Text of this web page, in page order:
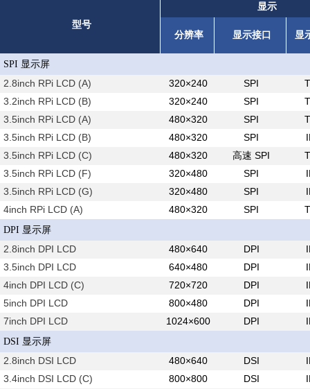
型号
显示
分辨率 显示接口 显
SPI 显示屏
2.8inch RPi LCD (A)
320×240 SPI
3.2inch RPi LCD (B)
320×240 SPI
3.5inch RPi LCD (A)
480×320 SPI
3.5inch RPi LCD (B)
480×320 SPI
3.5inch RPi LCD (C)
480×320 高速 SPI
3.5inch RPi LCD (F)
320×480 SPI
3.5inch RPi LCD (G)
320×480 SPI
4inch RPi LCD (A)
480×320 SPI
DPI 显示屏
2.8inch DPI LCD
480×640 DPI
3.5inch DPI LCD
640×480 DPI
4inch DPI LCD (C)
720×720 DPI
5inch DPI LCD
800×480 DPI
7inch DPI LCD
1024×600 DPI
DSI 显示屏
2.8inch DSI LCD
480×640 DSI
3.4inch DSI LCD (C)
800×800 DSI